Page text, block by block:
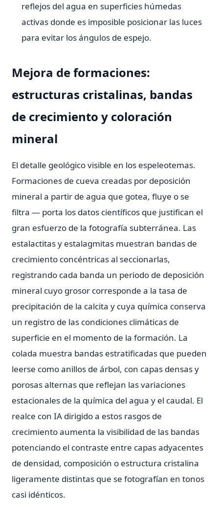
reflejos del agua en superficies húmedas
activas donde es imposible posicionar las luces
para evitar los ángulos de espejo.
Mejora de formaciones:
estructuras cristalinas, bandas
de crecimiento y coloración
mineral
El detalle geológico visible en los espeleotemas.
Formaciones de cueva creadas por deposición
mineral a partir de agua que gotea, fluye o se
filtra — porta los datos científicos que justifican el
gran esfuerzo de la fotografía subterránea. Las
estalactitas y estalagmitas muestran bandas de
crecimiento concéntricas al seccionarlas,
registrando cada banda un periodo de deposición
mineral cuyo grosor corresponde a la tasa de
precipitación de la calcita y cuya química conserva
un registro de las condiciones climáticas de
superficie en el momento de la formación. La
colada muestra bandas estratificadas que pueden
leerse como anillos de árbol, con capas densas y
porosas alternas que reflejan las variaciones
estacionales de la química del agua y el caudal. El
realce con IA dirigido a estos rasgos de
crecimiento aumenta la visibilidad de las bandas
potenciando el contraste entre capas adyacentes
de densidad, composición o estructura cristalina
ligeramente distintas que se fotografían en tonos
casi idénticos.